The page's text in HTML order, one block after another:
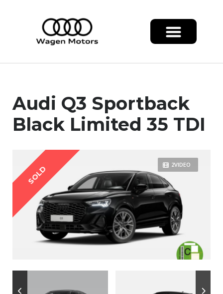
Audi Q3 Sportback
Black Limited 35 TDI
2VIDEO
SOLD